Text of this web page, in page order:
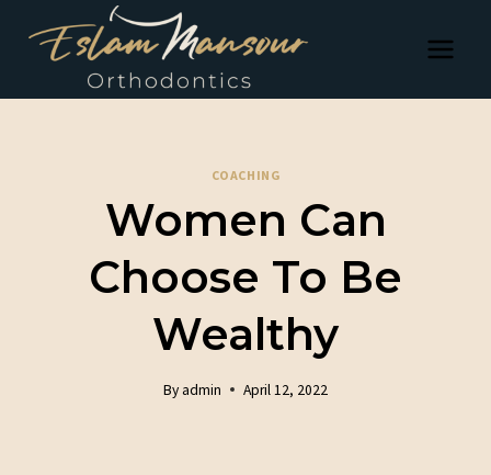
COACHING
Women Can
Choose To Be
Wealthy
Byadmin April 12, 2022